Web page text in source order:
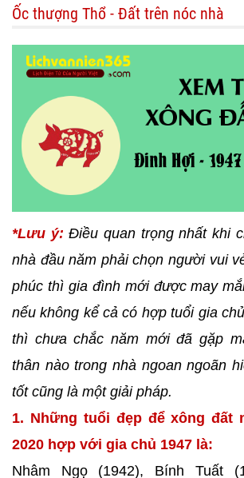
Ốc thượng Thổ - Đất trên nóc nhà
*Lưu ý: Điều quan trọng nhất khi
nhà đầu năm phải chọn người vui
phúc thì gia đình mới được may
nếu không kể cả có hợp tuổi gia
thì chưa chắc năm mới đã gặp
thân nào trong nhà ngoan ngoãn
tốt cũng là một giải pháp.
1. Những tuổi đẹp để xông đất
2020 hợp với gia chủ 1947 là:
Nhâm Ngọ (1942), Bính Tuất